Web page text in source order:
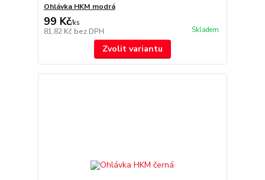
Ohlávka HKM modrá
99 Kč/ks
81,82 Kč bez DPH Skladem
Zvolit variantu